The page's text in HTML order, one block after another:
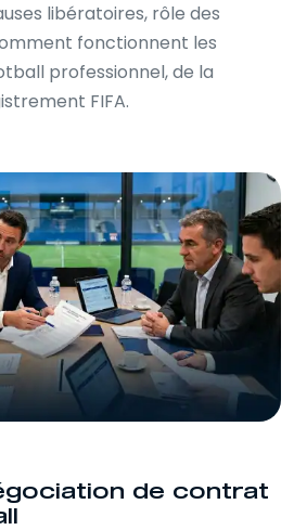
libératoires, rôle des
fonctionnent les
professionnel, de la
FIFA.
de contrat